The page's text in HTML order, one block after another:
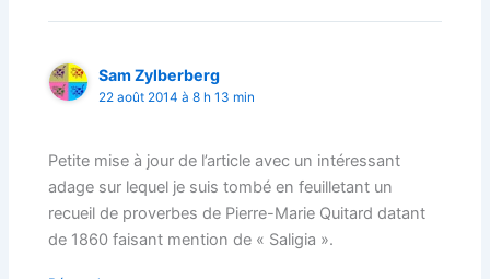
Sam Zylberberg
22 août 2014 à 8 h 13 min
Petite mise à jour de l’article avec un intéressant
adage sur lequel je suis tombé en feuilletant un
recueil de proverbes de Pierre-Marie Quitard datant
de 1860 faisant mention de « Saligia ».